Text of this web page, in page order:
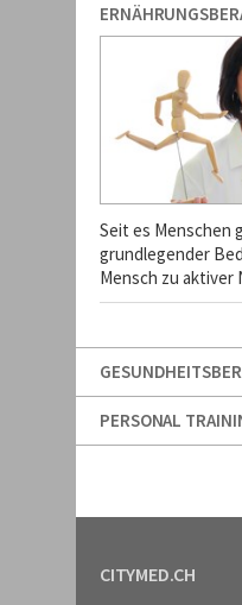
Seit es Menschen
grundlegender
Mensch zu aktiver
PERSONAL
CITYMED.CH